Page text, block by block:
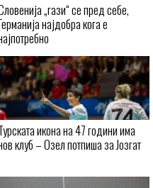
„гази“ се пред себе,
најдобра кога е
икона на 47 години има
клуб – Озел потпиша за Јозгат